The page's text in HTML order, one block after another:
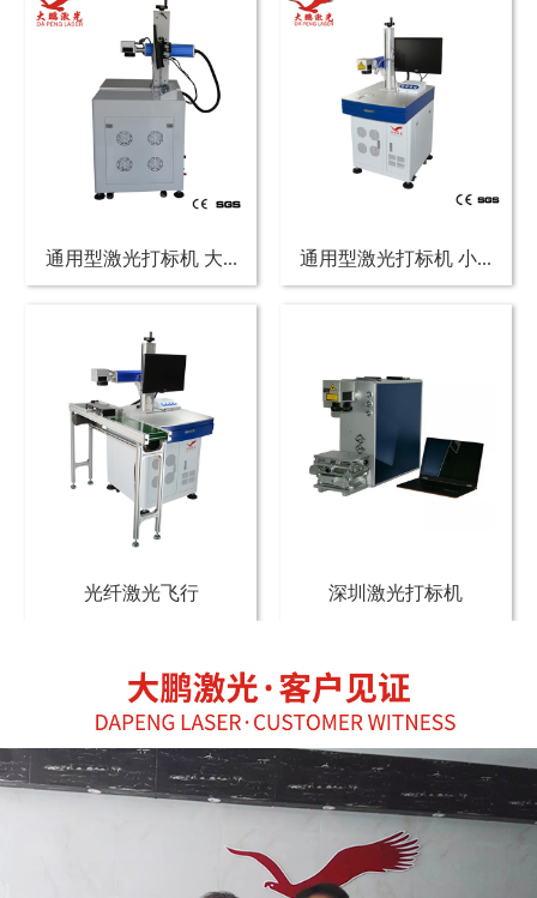
通用型激光打标机 大... 通用型激光打标机 小...
光纤激光飞行 深圳激光打标机